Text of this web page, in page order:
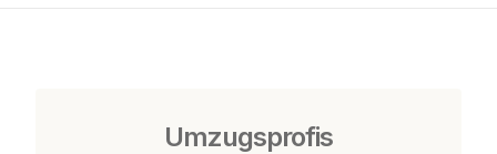
Umzugsprofis